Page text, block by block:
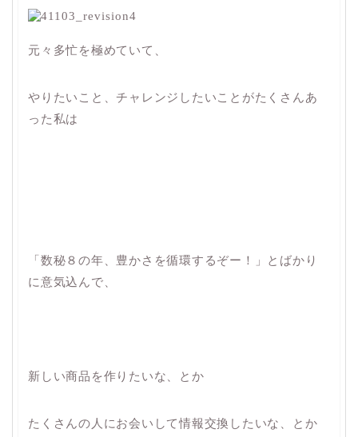
元々多忙を極めていて、
やりたいこと、チャレンジしたいことがたくさんあ
った私は
「数秘８の年、豊かさを循環するぞー！」とばかり
に意気込んで、
新しい商品を作りたいな、とか
たくさんの人にお会いして情報交換したいな、とか